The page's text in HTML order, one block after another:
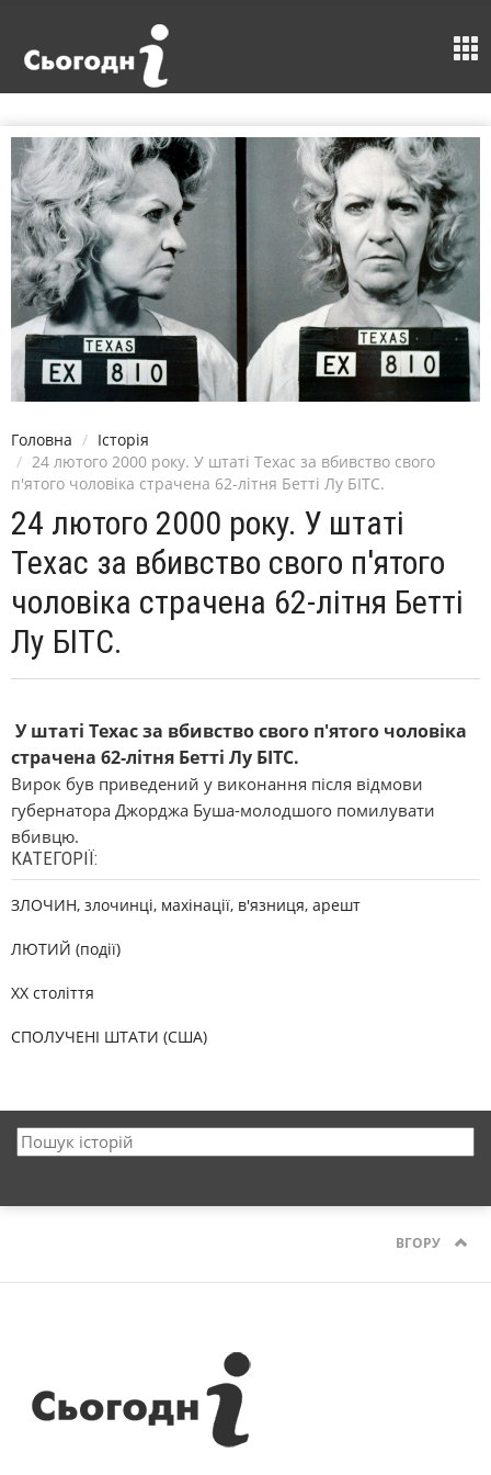
Головна
Історія
24 лютого 2000 року. У штаті Техас за вбивство свого
п'ятого чоловіка страчена 62-літня Бетті Лу БІТС.
24 лютого 2000 року. У штаті
Техас за вбивство свого п'ятого
чоловіка страчена 62-літня Бетті
Лу БІТС.
У штаті Техас за вбивство свого п'ятого чоловіка
страчена 62-літня Бетті Лу БІТС.
Вирок був приведений у виконання після відмови
губернатора Джорджа Буша-молодшого помилувати
вбивцю.
КАТЕГОРІЇ:
ЗЛОЧИН, злочинці, махінації, в'язниця, арешт
ЛЮТИЙ (події)
XX століття
СПОЛУЧЕНІ ШТАТИ (США)
ВГОРУ